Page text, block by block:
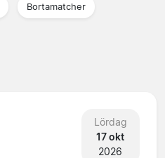
Bortamatcher
Lördag
17 okt
2026